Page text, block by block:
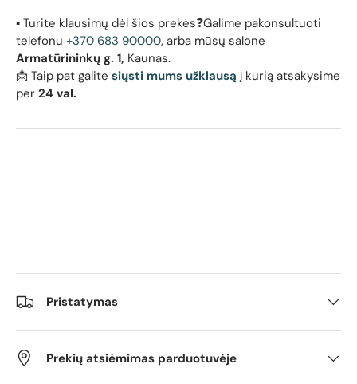
▪️ Turite klausimų dėl šios prekės❓Galime pakonsultuoti
telefonu +370 683 90000, arba mūsų salone
Armatūrininkų g. 1, Kaunas.
📩 Taip pat galite siųsti mums užklausą į kurią atsakysime
per 24 val.
Pristatymas
Prekių atsiėmimas parduotuvėje